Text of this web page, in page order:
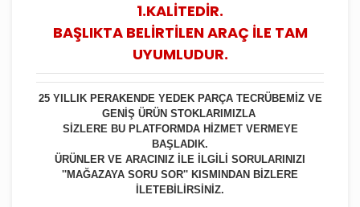
1.KALİTEDİR.
BAŞLIKTA BELİRTİLEN ARAÇ İLE TAM
UYUMLUDUR.
25 YILLIK PERAKENDE YEDEK PARÇA TECRÜBEMİZ VE
GENİŞ ÜRÜN STOKLARIMIZLA
SİZLERE BU PLATFORMDA HİZMET VERMEYE
BAŞLADIK.
ÜRÜNLER VE ARACINIZ İLE İLGİLİ SORULARINIZI
''MAĞAZAYA SORU SOR'' KISMINDAN BİZLERE
İLETEBİLİRSİNİZ.